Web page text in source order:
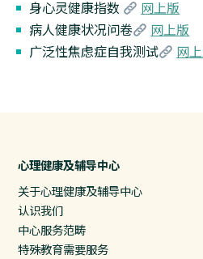
身心灵健康指数
网上版
病人健康状况问卷
网上版
广泛性焦虑症自我测试
网
心理健康及辅导中心
关于心理健康及辅导中心
认识我们
中心服务范畴
特殊教育需要服务